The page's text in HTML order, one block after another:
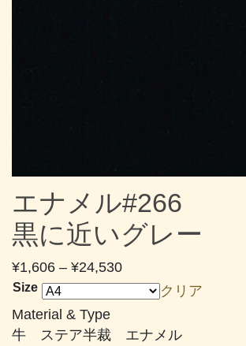
エナメル#266
黒に近いグレー
¥1,606 – ¥24,530価
格
¥1,606
Size
クリア
Material & Type
牛 ステア半裁 エナメル